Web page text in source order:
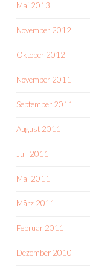
Mai 2013
November 2012
Oktober 2012
November 2011
September 2011
August 2011
Juli 2011
Mai 2011
März 2011
Februar 2011
Dezember 2010